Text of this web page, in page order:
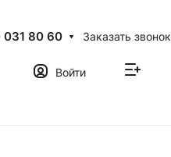
031 80 60 Заказать звонок
Войти